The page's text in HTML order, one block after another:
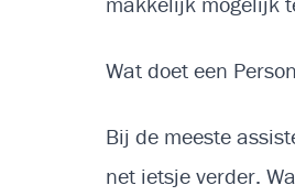
Wat doet een
Bij de meeste
net ietsje verder.